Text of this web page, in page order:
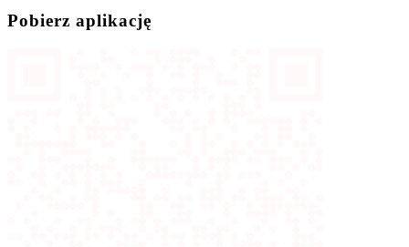
Pobierz aplikację